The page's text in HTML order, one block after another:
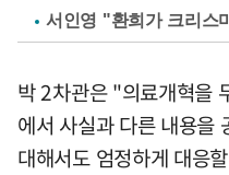
서인영 "환희가 크리스
박 2차관은 "의료개혁을
에서 사실과 다른 내용을
대해서도 엄정하게 대응